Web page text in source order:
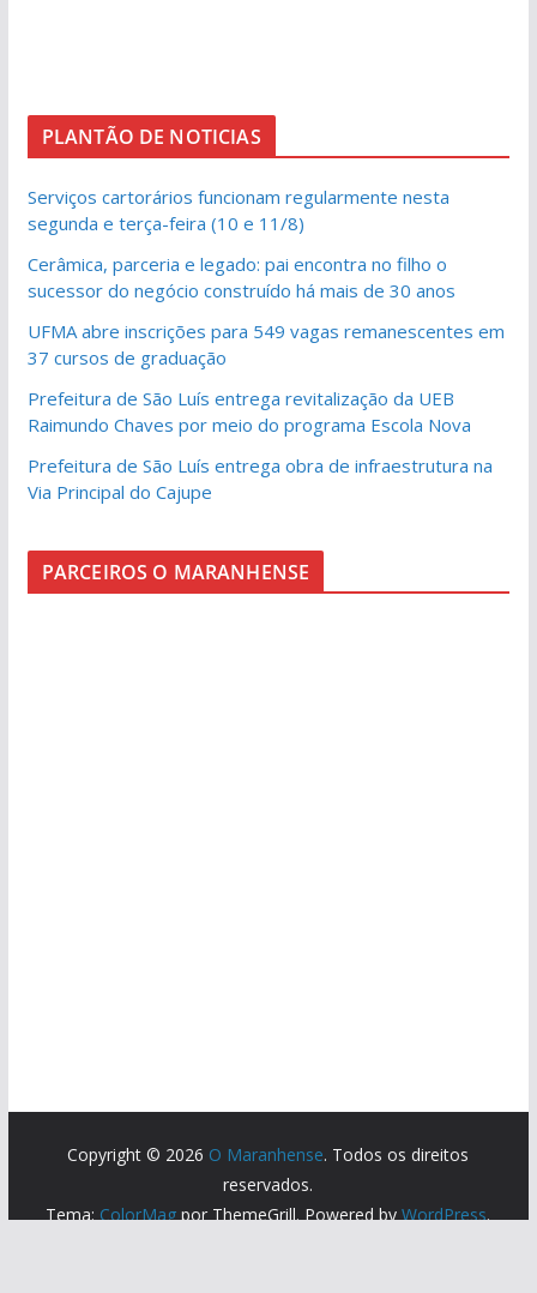
PLANTÃO DE NOTICIAS
Serviços cartorários funcionam regularmente nesta
segunda e terça-feira (10 e 11/8)
Cerâmica, parceria e legado: pai encontra no filho o
sucessor do negócio construído há mais de 30 anos
UFMA abre inscrições para 549 vagas remanescentes em
37 cursos de graduação
Prefeitura de São Luís entrega revitalização da UEB
Raimundo Chaves por meio do programa Escola Nova
Prefeitura de São Luís entrega obra de infraestrutura na
Via Principal do Cajupe
PARCEIROS O MARANHENSE
Copyright © 2026 O Maranhense. Todos os direitos
reservados.
Tema: ColorMag por ThemeGrill. Powered byWordPress.